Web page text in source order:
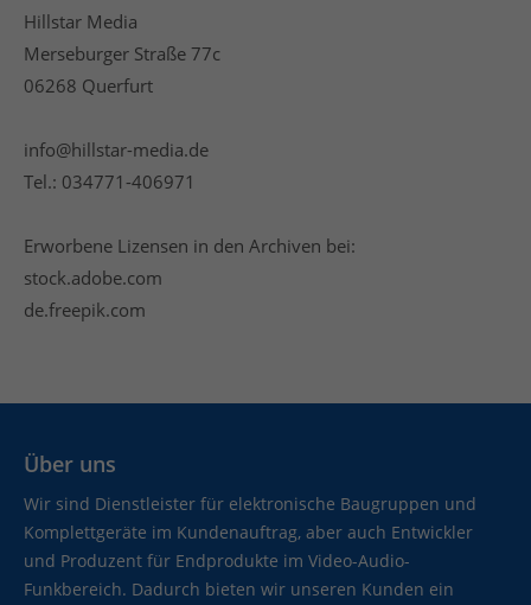
Hillstar Media
Merseburger Straße 77c
06268 Querfurt
info@hillstar-media.de
Tel.: 034771-406971
Erworbene Lizensen in den Archiven bei:
stock.adobe.com
de.freepik.com
Über uns
Wir sind Dienstleister für elektronische Baugruppen und
Komplettgeräte im Kundenauftrag, aber auch Entwickler
und Produzent für Endprodukte im Video-Audio-
Funkbereich. Dadurch bieten wir unseren Kunden ein